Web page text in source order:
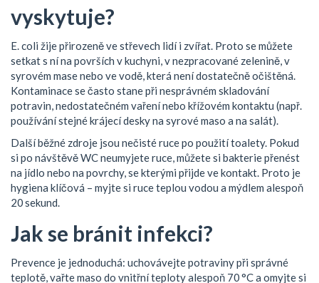
vyskytuje?
E. coli žije přirozeně ve střevech lidí i zvířat. Proto se můžete
setkat s ní na površích v kuchyni, v nezpracované zelenině, v
syrovém mase nebo ve vodě, která není dostatečně očištěná.
Kontaminace se často stane při nesprávném skladování
potravin, nedostatečném vaření nebo křížovém kontaktu (např.
používání stejné krájecí desky na syrové maso a na salát).
Další běžné zdroje jsou nečisté ruce po použití toalety. Pokud
si po návštěvě WC neumyjete ruce, můžete si bakterie přenést
na jídlo nebo na povrchy, se kterými přijde ve kontakt. Proto je
hygiena klíčová – myjte si ruce teplou vodou a mýdlem alespoň
20 sekund.
Jak se bránit infekci?
Prevence je jednoduchá: uchovávejte potraviny při správné
teplotě, vařte maso do vnitřní teploty alespoň 70 °C a omyjte si